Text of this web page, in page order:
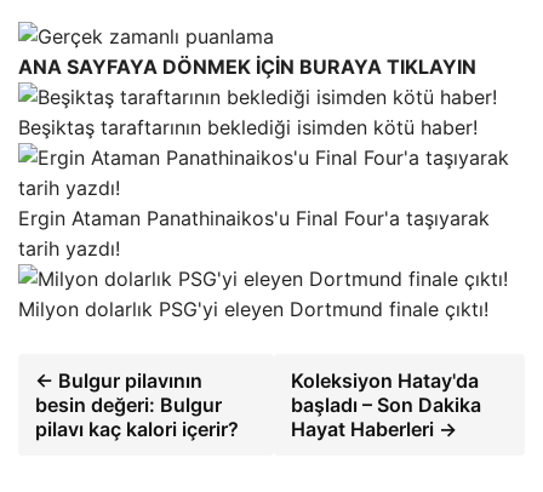
ANA SAYFAYA DÖNMEK İÇİN BURAYA TIKLAYIN
Beşiktaş taraftarının beklediği isimden kötü haber!
Ergin Ataman Panathinaikos'u Final Four'a taşıyarak
tarih yazdı!
Milyon dolarlık PSG'yi eleyen Dortmund finale çıktı!
← Bulgur pilavının
besin değeri: Bulgur
pilavı kaç kalori içerir?
Koleksiyon Hatay'da
başladı – Son Dakika
Hayat Haberleri →